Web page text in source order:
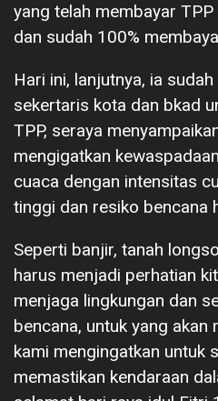
yang telah membayar
dan sudah 100%
Hari ini, lanjutnya, ia
sekertaris kota dan bkad
TPP, seraya
mengigatkan
cuaca dengan intensitas
tinggi dan resiko bencana
Seperti banjir, tanah
harus menjadi perhatian
menjaga lingkungan dan
bencana, untuk yang akan
kami mengingatkan untuk
memastikan kendaraan